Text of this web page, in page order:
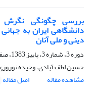
بررسی چگونگی نگرش
دانشگاهی ایران به
دینی و ملی آنان
دوره 3، شماره 3، پاییز 1383، صفحه
حسین لطف آبادی، وحیده
مشاهده مقاله
اصل مقاله